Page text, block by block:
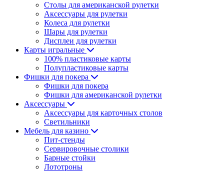
Столы для американской рулетки
Аксессуары для рулетки
Колеса для рулетки
Шары для рулетки
Дисплеи для рулетки
Карты игральные
100% пластиковые карты
Полупластиковые карты
Фишки для покера
Фишки для покера
Фишки для американской рулетки
Аксессуары
Аксессуары для карточных столов
Светильники
Мебель для казино
Пит-стенды
Сервировочные столики
Барные стойки
Лототроны